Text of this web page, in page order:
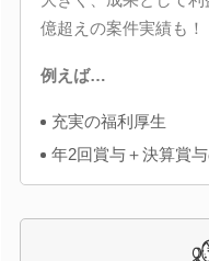
億超えの案件実績も！
例えば…
充実の福利厚生
年2回賞与＋決算賞